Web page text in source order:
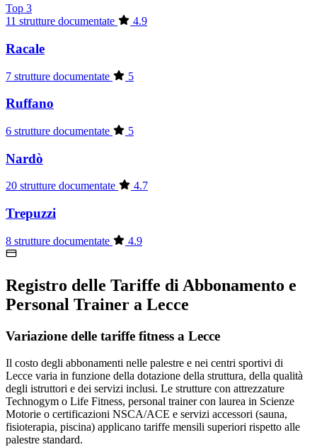
Top 3
11 strutture documentate
4.9
Racale
7 strutture documentate 5
Ruffano
6 strutture documentate 5
Nardò
20 strutture documentate 4.7
Trepuzzi
8 strutture documentate 4.9
Registro delle Tariffe di Abbonamento e
Personal Trainer a Lecce
Variazione delle tariffe fitness a Lecce
Il costo degli abbonamenti nelle palestre e nei centri sportivi di
Lecce varia in funzione della dotazione della struttura, della qualità
degli istruttori e dei servizi inclusi. Le strutture con attrezzature
Technogym o Life Fitness, personal trainer con laurea in Scienze
Motorie o certificazioni NSCA/ACE e servizi accessori (sauna,
fisioterapia, piscina) applicano tariffe mensili superiori rispetto alle
palestre standard.